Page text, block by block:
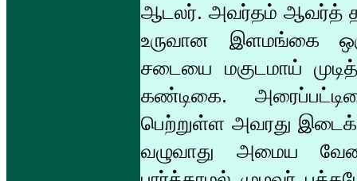
ஆடலர். அவர்தம் ஆவர்த்
உருவான இளமங்கை
சடையை மகுடமாய்
கண்டிகை.
பெற்றுள்ள அவரது
வழுவாது அமைய